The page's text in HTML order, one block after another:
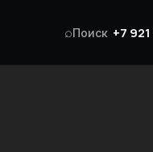
⌕Поиск +7